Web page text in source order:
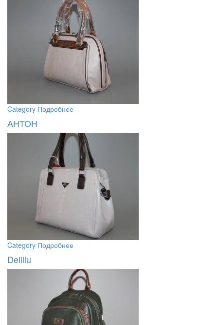
Category Подробнее
АНТОН
Category Подробнее
Dellilu